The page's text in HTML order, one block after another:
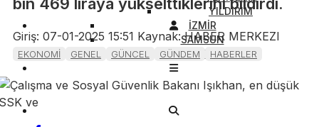
YILDIRIM
İZMİR
SAMSUN
KIBRIS
Giriş: 07-01-2025 15:51 Kaynak: HABER MERKEZI
EKONOMİ GENEL GÜNCEL GÜNDEM HABERLER